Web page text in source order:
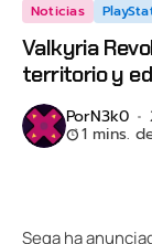
Noticias
Valkyria
territorio y
PorN3k0
1 mins.
Sega ha